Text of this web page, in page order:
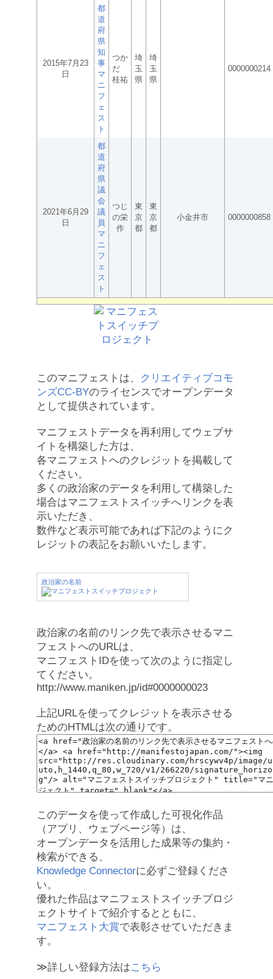
2015年7月23
日
都
道
府
県
知
事
マ
ニ
フ
ェ
ス
ト
つか
だ
桂祐
埼
玉
県
埼
玉
県
0000000214
2021年6月29
日
都
道
府
県
議
会
議
員
マ
ニ
フ
ェ
ス
ト
つじ
の栄
作
東
京
都
東
京
都
小金井市 0000000858
このマニフェストは、
クリエイティブコモ
ンズCC-BYのライセンスでオープンデータ
として提供されています。
マニフェストデータを再利用してウェブサ
イトを構築した方は、
各マニフェストへのクレジットを掲載して
ください。
多くの政治家のデータを利用して構築した
場合はマニフェストスイッチへリンクを表
示いただき、
数件など表示可能であれば下記のようにク
レジットの表記をお願いいたします。
政治家の名前
政治家の名前のリンク先で表示させるマニ
フェストへのURLは、
マニフェストIDを使って次のように指定し
てください。
http://www.maniken.jp/id#0000000023
上記URLを使ってクレジットを表示させる
ためのHTMLは次の通りです。
このデータを使って作成した可視化作品
（アプリ、ウェブページ等）は、
オープンデータを活用した成果等の集約・
検索ができる、
Knowledge Connectorに必ずご登録くださ
い。
優れた作品はマニフェストスイッチプロジ
ェクトサイトで紹介するとともに、
マニフェスト大賞で表彰させていただきま
す。
≫詳しい登録方法はこちら